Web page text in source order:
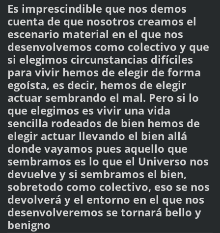
Es imprescindible que nos demos
cuenta de que nosotros creamos el
escenario material en el que nos
desenvolvemos como colectivo y que
si elegimos circunstancias difíciles
para vivir hemos de elegir de forma
egoísta, es decir, hemos de elegir
actuar sembrando el mal. Pero si lo
que elegimos es vivir una vida
sencilla rodeados de bien hemos de
elegir actuar llevando el bien allá
donde vayamos pues aquello que
sembramos es lo que el Universo nos
devuelve y si sembramos el bien,
sobretodo como colectivo, eso se nos
devolverá y el entorno en el que nos
desenvolveremos se tornará bello y
benigno